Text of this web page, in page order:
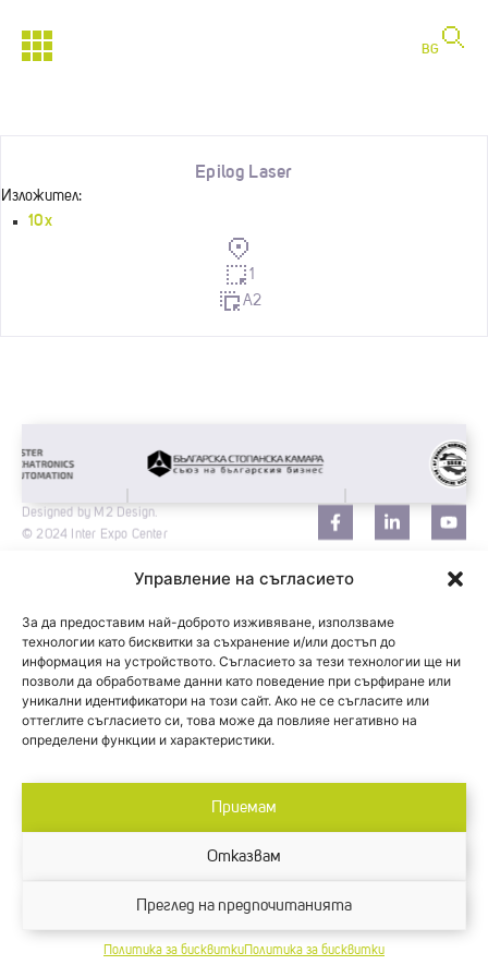
Управление на съгласието
За да предоставим най-доброто изживяване, използваме
технологии като бисквитки за съхранение и/или достъп до
информация на устройството. Съгласието за тези технологии ще ни
позволи да обработваме данни като поведение при сърфиране или
уникални идентификатори на този сайт. Ако не се съгласите или
оттеглите съгласието си, това може да повлияе негативно на
определени функции и характеристики.
Приемам
Отказвам
Преглед на предпочитанията
Политика за бисквитки Политика за бисквитки
BG
Epilog Laser
Изложител:
10х
1
A2
Designed by M2 Design.
© 2024 Inter Expo Center